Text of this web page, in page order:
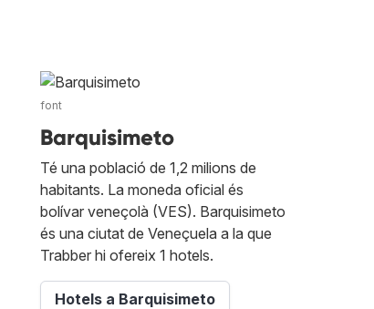
font
Barquisimeto
Té una població de 1,2 milions de
habitants. La moneda oficial és
bolívar veneçolà (VES). Barquisimeto
és una ciutat de Veneçuela a la que
Trabber hi ofereix 1 hotels.
Hotels a Barquisimeto